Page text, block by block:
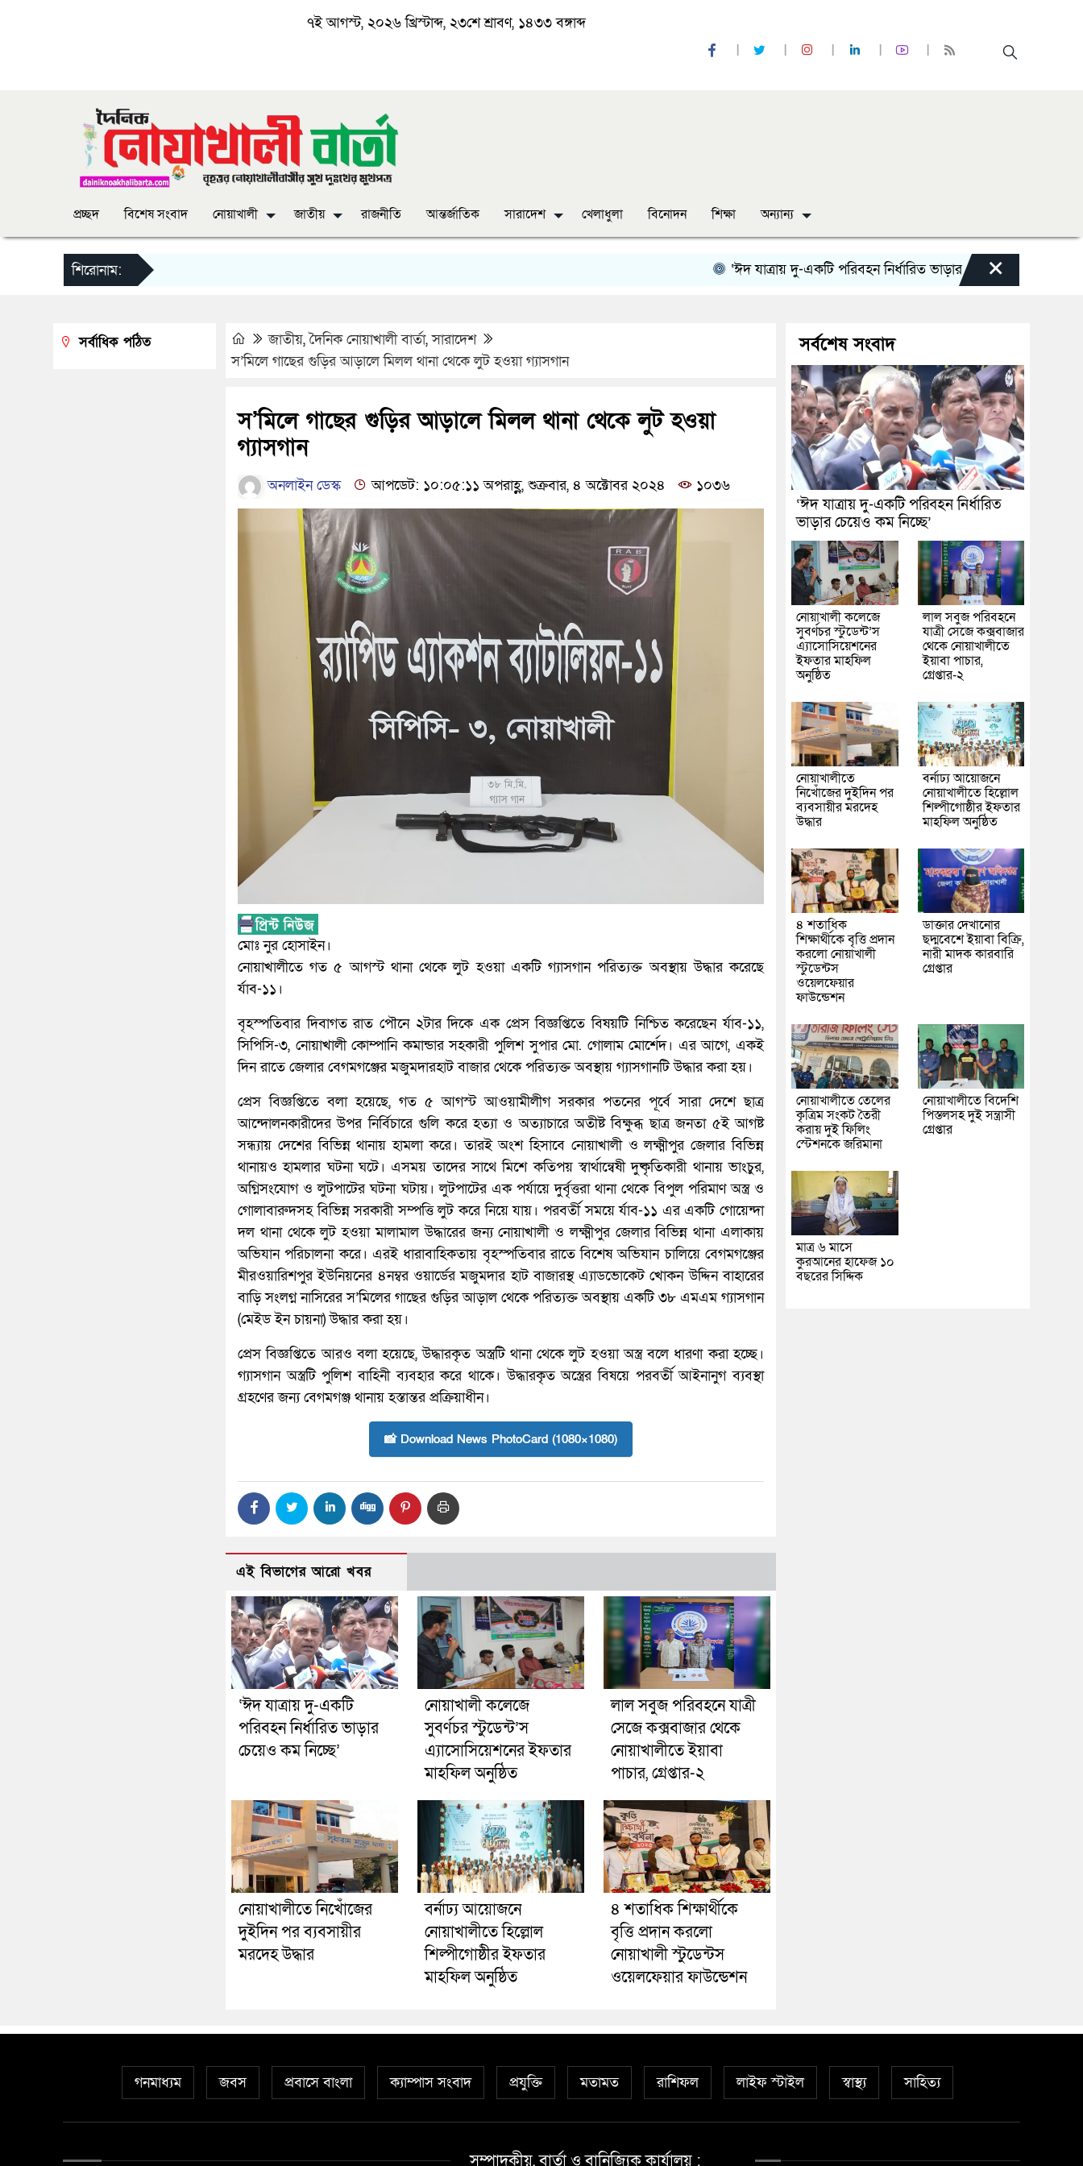
৭ই আগস্ট, ২০২৬ খ্রিস্টাব্দ, ২৩শে শ্রাবণ, ১৪৩৩ বঙ্গাব্দ
প্রচ্ছদ বিশেষ সংবাদ নোয়াখালী জাতীয় রাজনীতি আন্তর্জাতিক সারাদেশ খেলাধুলা বিনোদন শিক্ষা অন্যান্য
শিরোনাম: ‘ঈদ যাত্রায় দু-একটি পরিবহন নির্ধারিত ভাড়ার চেয়েও কম নিচ্ছে’
×
জাতীয়,দৈনিক নোয়াখালী বার্তা,সারাদেশ
স’মিলে গাছের গুড়ির আড়ালে মিলল থানা থেকে লুট হওয়া গ্যাসগান
স’মিলে গাছের গুড়ির আড়ালে মিলল থানা থেকে লুট হওয়া
গ্যাসগান
অনলাইন ডেস্ক আপডেট: ১০:০৫:১১ অপরাহ্ণ, শুক্রবার, ৪ অক্টোবর ২০২৪ ১০৩৬
মোঃ নুর হোসাইন।
নোয়াখালীতে গত ৫ আগস্ট থানা থেকে লুট হওয়া একটি গ্যাসগান পরিত্যক্ত অবস্থায় উদ্ধার করেছে
র্যাব-১১।
বৃহস্পতিবার দিবাগত রাত পৌনে ২টার দিকে এক প্রেস বিজ্ঞপ্তিতে বিষয়টি নিশ্চিত করেছেন র্যাব-১১,
সিপিসি-৩, নোয়াখালী কোম্পানি কমান্ডার সহকারী পুলিশ সুপার মো. গোলাম মোর্শেদ। এর আগে, একই
দিন রাতে জেলার বেগমগঞ্জের মজুমদারহাট বাজার থেকে পরিত্যক্ত অবস্থায় গ্যাসগানটি উদ্ধার করা হয়।
প্রেস বিজ্ঞপ্তিতে বলা হয়েছে, গত ৫ আগস্ট আওয়ামীলীগ সরকার পতনের পূর্বে সারা দেশে ছাত্র
আন্দোলনকারীদের উপর নির্বিচারে গুলি করে হত্যা ও অত্যাচারে অতীষ্ট বিক্ষুব্ধ ছাত্র জনতা ৫ই আগষ্ট
সন্ধ্যায় দেশের বিভিন্ন থানায় হামলা করে। তারই অংশ হিসাবে নোয়াখালী ও লক্ষ্মীপুর জেলার বিভিন্ন
থানায়ও হামলার ঘটনা ঘটে। এসময় তাদের সাথে মিশে কতিপয় স্বার্থান্বেষী দুষ্কৃতিকারী থানায় ভাংচুর,
অগ্নিসংযোগ ও লুটপাটের ঘটনা ঘটায়। লুটপাটের এক পর্যায়ে দুর্বৃত্তরা থানা থেকে বিপুল পরিমাণ অস্ত্র ও
গোলাবারুদসহ বিভিন্ন সরকারী সম্পত্তি লুট করে নিয়ে যায়। পরবর্তী সময়ে র্যাব-১১ এর একটি গোয়েন্দা
দল থানা থেকে লুট হওয়া মালামাল উদ্ধারের জন্য নোয়াখালী ও লক্ষ্মীপুর জেলার বিভিন্ন থানা এলাকায়
অভিযান পরিচালনা করে। এরই ধারাবাহিকতায় বৃহস্পতিবার রাতে বিশেষ অভিযান চালিয়ে বেগমগঞ্জের
মীরওয়ারিশপুর ইউনিয়নের ৪নম্বর ওয়ার্ডের মজুমদার হাট বাজারস্থ এ্যাডভোকেট খোকন উদ্দিন বাহারের
বাড়ি সংলগ্ন নাসিরের স’মিলের গাছের গুড়ির আড়াল থেকে পরিত্যক্ত অবস্থায় একটি ৩৮ এমএম গ্যাসগান
(মেইড ইন চায়না) উদ্ধার করা হয়।
প্রেস বিজ্ঞপ্তিতে আরও বলা হয়েছে, উদ্ধারকৃত অস্ত্রটি থানা থেকে লুট হওয়া অস্ত্র বলে ধারণা করা হচ্ছে।
গ্যাসগান অস্ত্রটি পুলিশ বাহিনী ব্যবহার করে থাকে। উদ্ধারকৃত অস্ত্রের বিষয়ে পরবর্তী আইনানুগ ব্যবস্থা
গ্রহণের জন্য বেগমগঞ্জ থানায় হস্তান্তর প্রক্রিয়াধীন।
📸 Download News PhotoCard (1080×1080)
এই বিভাগের আরো খবর
‘ঈদ যাত্রায় দু-একটি
পরিবহন নির্ধারিত ভাড়ার
চেয়েও কম নিচ্ছে’
নোয়াখালী কলেজে
সুবর্ণচর স্টুডেন্ট’স
এ্যাসোসিয়েশনের ইফতার
মাহফিল অনুষ্ঠিত
লাল সবুজ পরিবহনে যাত্রী
সেজে কক্সবাজার থেকে
নোয়াখালীতে ইয়াবা
পাচার, গ্রেপ্তার-২
নোয়াখালীতে নিখোঁজের
দুইদিন পর ব্যবসায়ীর
মরদেহ উদ্ধার
বর্নাঢ্য আয়োজনে
নোয়াখালীতে হিল্লোল
শিল্পীগোষ্ঠীর ইফতার
মাহফিল অনুষ্ঠিত
৪ শতাধিক শিক্ষার্থীকে
বৃত্তি প্রদান করলো
নোয়াখালী স্টুডেন্টস
ওয়েলফেয়ার ফাউন্ডেশন
সর্বাধিক পঠিত সর্বশেষ সংবাদ
‘ঈদ যাত্রায় দু-একটি পরিবহন নির্ধারিত
ভাড়ার চেয়েও কম নিচ্ছে’
নোয়াখালী কলেজে
সুবর্ণচর স্টুডেন্ট’স
এ্যাসোসিয়েশনের
ইফতার মাহফিল
অনুষ্ঠিত
লাল সবুজ পরিবহনে
যাত্রী সেজে কক্সবাজার
থেকে নোয়াখালীতে
ইয়াবা পাচার,
গ্রেপ্তার-২
নোয়াখালীতে
নিখোঁজের দুইদিন পর
ব্যবসায়ীর মরদেহ
উদ্ধার
বর্নাঢ্য আয়োজনে
নোয়াখালীতে হিল্লোল
শিল্পীগোষ্ঠীর ইফতার
মাহফিল অনুষ্ঠিত
৪ শতাধিক
শিক্ষার্থীকে বৃত্তি প্রদান
করলো নোয়াখালী
স্টুডেন্টস
ওয়েলফেয়ার
ফাউন্ডেশন
ডাক্তার দেখানোর
ছদ্মবেশে ইয়াবা বিক্রি,
নারী মাদক কারবারি
গ্রেপ্তার
নোয়াখালীতে তেলের
কৃত্রিম সংকট তৈরী
করায় দুই ফিলিং
স্টেশনকে জরিমানা
নোয়াখালীতে বিদেশি
পিস্তলসহ দুই সন্ত্রাসী
গ্রেপ্তার
মাত্র ৬ মাসে
কুরআনের হাফেজ ১০
বছরের সিদ্দিক
গনমাধ্যম জবস প্রবাসে বাংলা ক্যাম্পাস সংবাদ প্রযুক্তি মতামত রাশিফল লাইফ স্টাইল স্বাস্থ্য সাহিত্য
সম্পাদকীয়, বার্তা ও বানিজ্যিক কার্যালয় :